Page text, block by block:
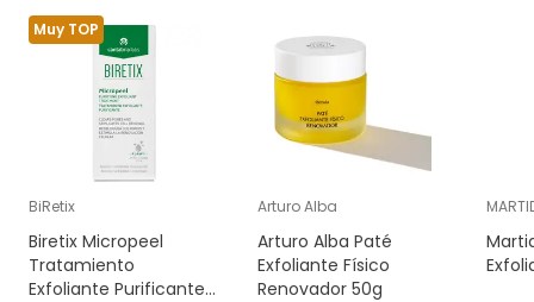
Muy TOP
BiRetix
Biretix Micropeel
Tratamiento
Exfoliante Purificante
Arturo Alba
Arturo Alba Paté
Exfoliante Físico
Renovador 50g